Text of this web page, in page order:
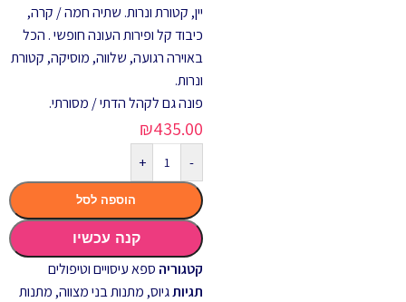
יין, קטורת ונרות. שתיה חמה / קרה,
כיבוד קל ופירות העונה חופשי . הכל
באוירה רגועה, שלווה, מוסיקה, קטורת
ונרות.
פונה גם לקהל הדתי / מסורתי.
₪435.00
-
+
הוספה לסל
קנה עכשיו
קטגוריה ספא עיסויים וטיפולים
תגיותגיוס, מתנות בני מצווה, מתנות